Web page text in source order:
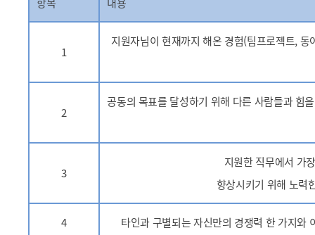
1
지원자님이 현재까지 해온 경험(팀프로젝트,
2
공동의 목표를 달성하기 위해 다른 사람들과 힘
3
지원한 직무에서 가
향상시키기 위해 노력
4 타인과 구별되는 자신만의 경쟁력 한 가지와